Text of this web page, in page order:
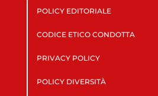
POLICY EDITORIALE
CODICE ETICO CONDOTTA
PRIVACY POLICY
POLICY DIVERSITÀ